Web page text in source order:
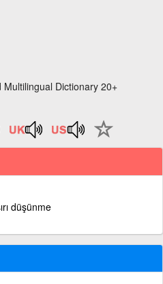
Dictionary 20+
düşünme